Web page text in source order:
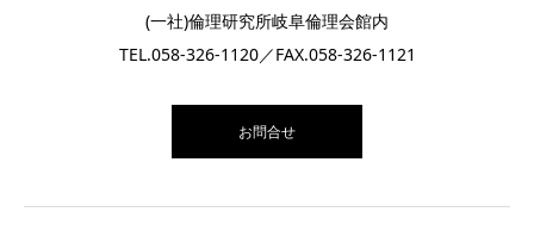
(一社)倫理研究所岐阜倫理会館内
TEL.058-326-1120／FAX.058-326-1121
お問合せ